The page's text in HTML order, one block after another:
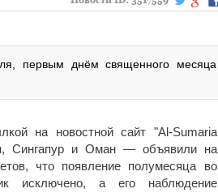
первым днём священного месяца
на новостной сайт "Al-Sumaria
Сингапур и Оман — объявили на
что появление полумесяца во
исключено, а его наблюдение